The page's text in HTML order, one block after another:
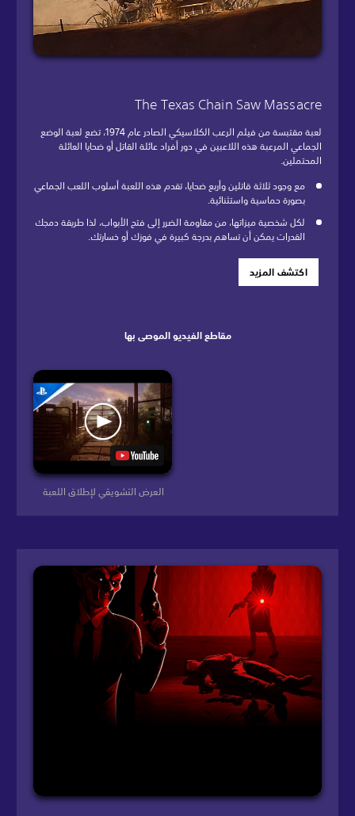
The Texas Chain Saw Massacre
لعبة مقتبسة من فيلم الرعب الكلاسيكي الصادر عام 1974، تضع لعبة الوضع
الجماعي المرعبة هذه اللاعبين في دور أفراد عائلة القاتل أو ضحايا العائلة
المحتملين.
مع وجود ثلاثة قاتلين وأربع ضحايا، تقدم هذه اللعبة أسلوب اللعب الجماعي
بصورة حماسية واستثنائية.
لكل شخصية ميزاتها، من مقاومة الضرر إلى فتح الأبواب، لذا طريقة دمجك
القدرات يمكن أن تساهم بدرجة كبيرة في فوزك أو خسارتك.
اكتشف المزيد
مقاطع الفيديو الموصى بها
العرض التشويقي لإطلاق اللعبة